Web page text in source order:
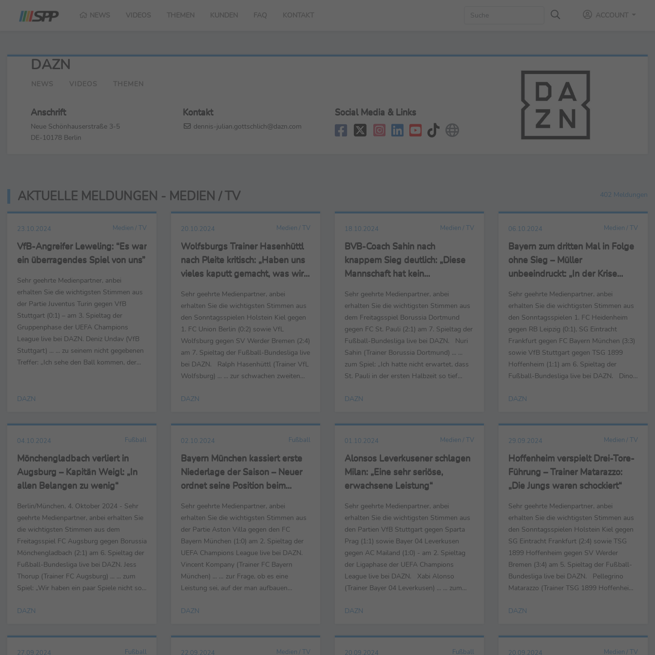
NEWS VIDEOS THEMEN KUNDEN FAQ KONTAKT ACCOUNT
DAZN
NEWS VIDEOS THEMEN
Anschrift
Neue Schönhauserstraße 3-5
DE-10178 Berlin
Kontakt
dennis-julian.gottschlich@dazn.com
Social Media & Links
AKTUELLE MELDUNGEN - MEDIEN / TV 402 Meldungen
23.10.2024 Medien / TV
VfB-Angreifer Leweling: “Es war
ein überragendes Spiel von uns”
Sehr geehrte Medienpartner, anbei
erhalten Sie die wichtigsten Stimmen aus
der Partie Juventus Turin gegen VfB
Stuttgart (0:1) – am 3. Spieltag der
Gruppenphase der UEFA Champions
League live bei DAZN. Deniz Undav (VfB
Stuttgart) ... ... zu seinem nicht gegebenen
Treffer: „Ich sehe den Ball kommen, der
Der Arm bleibt am Körper. Danach dachte
DAZN
20.10.2024 Medien / TV
Wolfsburgs Trainer Hasenhüttl
nach Pleite kritisch: „Haben uns
vieles kaputt gemacht, was wir
aufgebaut hatten“
Sehr geehrte Medienpartner, anbei
erhalten Sie die wichtigsten Stimmen aus
den Sonntagsspielen Holstein Kiel gegen
1. FC Union Berlin (0:2) sowie VfL
Wolfsburg gegen SV Werder Bremen (2:4)
am 7. Spieltag der Fußball-Bundesliga live
bei DAZN. Ralph Hasenhüttl (Trainer VfL
Wolfsburg) ... ... zur schwachen zweiten
sich an dem Gegentreffer aufgebaut, da
Vieles von dem, was uns in der ersten
DAZN
18.10.2024 Medien / TV
BVB-Coach Sahin nach
knappem Sieg deutlich: „Diese
Mannschaft hat kein
Sehr geehrte Medienpartner, anbei
erhalten Sie die wichtigsten Stimmen aus
dem Freitagsspiel Borussia Dortmund
gegen FC St. Pauli (2:1) am 7. Spieltag der
Fußball-Bundesliga live bei DAZN. Nuri
Sahin (Trainer Borussia Dortmund) ... ...
zum Spiel: „Ich hatte nicht erwartet, dass
St. Pauli in der ersten Halbzeit so tief
gemacht, immer versucht ruhig zu bleiben
Halbzeit mit der Auswechslung von
DAZN
06.10.2024 Medien / TV
Bayern zum dritten Mal in Folge
ohne Sieg – Müller
unbeeindruckt: „In der Krise
Sehr geehrte Medienpartner, anbei
erhalten Sie die wichtigsten Stimmen aus
den Sonntagsspielen 1. FC Heidenheim
gegen RB Leipzig (0:1), SG Eintracht
Frankfurt gegen FC Bayern München (3:3)
sowie VfB Stuttgart gegen TSG 1899
Hoffenheim (1:1) am 6. Spieltag der
Fußball-Bundesliga live bei DAZN. Dino
Frankfurt) ... ... zum Spiel: „Ich bin gerade
wildes Finish. Bayern hat uns von Anfang
DAZN
04.10.2024 Fußball
Mönchengladbach verliert in
Augsburg – Kapitän Weigl: „In
allen Belangen zu wenig“
Berlin/München, 4. Oktober 2024 - Sehr
geehrte Medienpartner, anbei erhalten Sie
die wichtigsten Stimmen aus dem
Freitagsspiel FC Augsburg gegen Borussia
Mönchengladbach (2:1) am 6. Spieltag der
Fußball-Bundesliga live bei DAZN. Jess
Thorup (Trainer FC Augsburg) ... ... zum
Spiel: „Wir haben ein paar Spiele nicht so
Punkte geholt. Wir hatten über 90 Minute
Ball, aber nicht in unserer Hälfte. Wir
DAZN
02.10.2024 Fußball
Bayern München kassiert erste
Niederlage der Saison – Neuer
ordnet seine Position beim
Spiel“
Sehr geehrte Medienpartner, anbei
erhalten Sie die wichtigsten Stimmen aus
der Partie Aston Villa gegen den FC
Bayern München (1:0) am 2. Spieltag der
UEFA Champions League live bei DAZN.
Vincent Kompany (Trainer FC Bayern
München) ... … zur Frage, ob es eine
Leistung sei, auf der man aufbauen
Spieler von Villa sind heute zufrieden und
bin, haben wir eigentlich gut angefangen.
DAZN
01.10.2024 Medien / TV
Alonsos Leverkusener schlagen
Milan: „Eine sehr seriöse,
erwachsene Leistung“
Sehr geehrte Medienpartner, anbei
erhalten Sie die wichtigsten Stimmen aus
den Partien VfB Stuttgart gegen Sparta
Prag (1:1) sowie Bayer 04 Leverkusen
gegen AC Mailand (1:0) - am 2. Spieltag
der Ligaphase der UEFA Champions
League live bei DAZN. Xabi Alonso
(Trainer Bayer 04 Leverkusen) ... ... zum
Sieg. Gegen Milan war es eine sehr
Halbzeit war sehr gut. In der Pause haben
DAZN
29.09.2024 Medien / TV
Hoffenheim verspielt Drei-Tore-
Führung – Trainer Matarazzo:
„Die Jungs waren schockiert“
Sehr geehrte Medienpartner, anbei
erhalten Sie die wichtigsten Stimmen aus
den Sonntagsspielen Holstein Kiel gegen
SG Eintracht Frankfurt (2:4) sowie TSG
1899 Hoffenheim gegen SV Werder
Bremen (3:4) am 5. Spieltag der Fußball-
Bundesliga live bei DAZN. Pellegrino
Matarazzo (Trainer TSG 1899 Hoffenheim)
wehtue: „Sehr. Die Jungs sind
ein guter Plan, er wurde aber super
DAZN
27.09.2024 Fußball 22.09.2024 Medien / TV 20.09.2024 Fußball 20.09.2024 Medien / TV